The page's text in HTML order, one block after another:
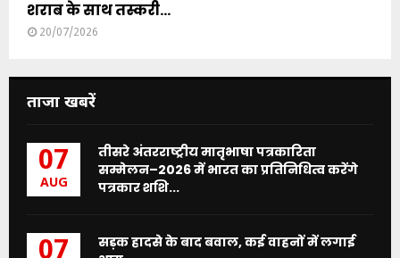
शराब के साथ तस्करी...
20/07/2026
ताजा खबरें
07
AUG
तीसरे अंतरराष्ट्रीय मातृभाषा पत्रकारिता
सम्मेलन–2026 में भारत का प्रतिनिधित्व करेंगे
पत्रकार शशि...
सड़क हादसे के बाद बवाल, कई वाहनों में लगाई